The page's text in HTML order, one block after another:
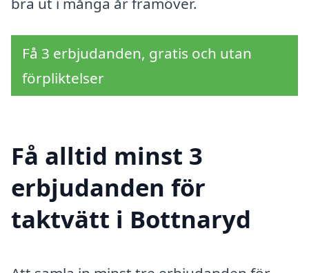
Få 3 erbjudanden, gratis och utan
förpliktelser
Få alltid minst 3
erbjudanden för
taktvätt i Bottnaryd